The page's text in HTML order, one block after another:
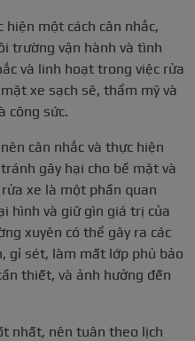
một cách cân nhắc,
trường vận hành và tình
và linh hoạt trong việc rửa
xe sạch sẽ, thẩm mỹ và
công sức.
cân nhắc và thực hiện
gây hại cho bề mặt và
xe là một phần quan
hình và giữ gìn giá trị của
xuyên có thể gây ra các
gỉ sét, làm mất lớp phủ bảo
thiết, và ảnh hưởng đến
nhất, nên tuân theo lịch